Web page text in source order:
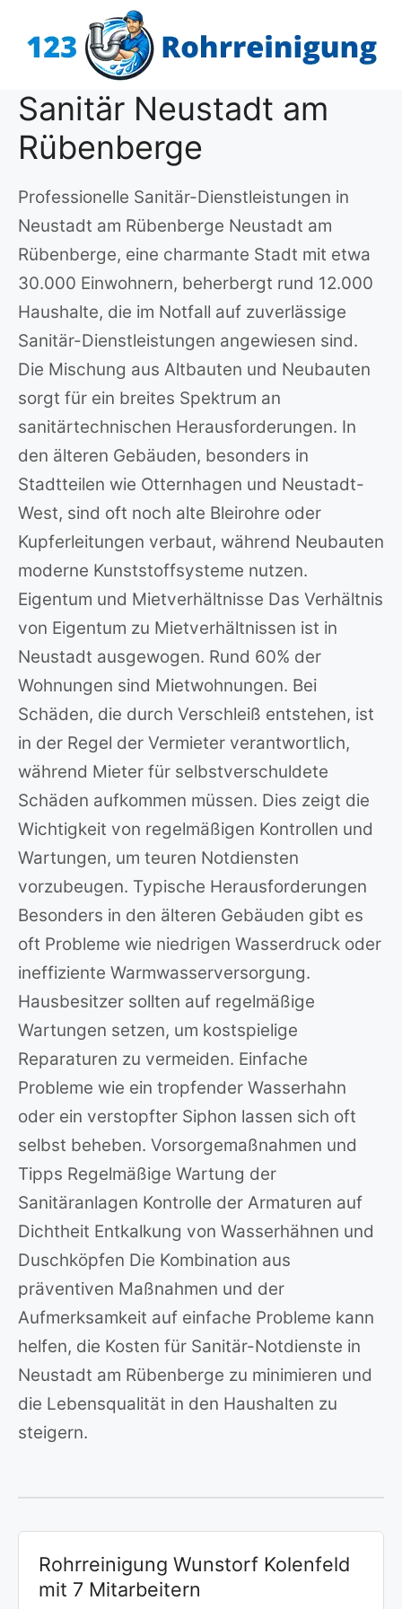
Inhalt
Sanitär Neustadt am
Rübenberge
Professionelle Sanitär-Dienstleistungen in
Neustadt am Rübenberge Neustadt am
Rübenberge, eine charmante Stadt mit etwa
30.000 Einwohnern, beherbergt rund 12.000
Haushalte, die im Notfall auf zuverlässige
Sanitär-Dienstleistungen angewiesen sind.
Die Mischung aus Altbauten und Neubauten
sorgt für ein breites Spektrum an
sanitärtechnischen Herausforderungen. In
den älteren Gebäuden, besonders in
Stadtteilen wie Otternhagen und Neustadt-
West, sind oft noch alte Bleirohre oder
Kupferleitungen verbaut, während Neubauten
moderne Kunststoffsysteme nutzen.
Eigentum und Mietverhältnisse Das Verhältnis
von Eigentum zu Mietverhältnissen ist in
Neustadt ausgewogen. Rund 60% der
Wohnungen sind Mietwohnungen. Bei
Schäden, die durch Verschleiß entstehen, ist
in der Regel der Vermieter verantwortlich,
während Mieter für selbstverschuldete
Schäden aufkommen müssen. Dies zeigt die
Wichtigkeit von regelmäßigen Kontrollen und
Wartungen, um teuren Notdiensten
vorzubeugen. Typische Herausforderungen
Besonders in den älteren Gebäuden gibt es
oft Probleme wie niedrigen Wasserdruck oder
ineffiziente Warmwasserversorgung.
Hausbesitzer sollten auf regelmäßige
Wartungen setzen, um kostspielige
Reparaturen zu vermeiden. Einfache
Probleme wie ein tropfender Wasserhahn
oder ein verstopfter Siphon lassen sich oft
selbst beheben. Vorsorgemaßnahmen und
Tipps Regelmäßige Wartung der
Sanitäranlagen Kontrolle der Armaturen auf
Dichtheit Entkalkung von Wasserhähnen und
Duschköpfen Die Kombination aus
präventiven Maßnahmen und der
Aufmerksamkeit auf einfache Probleme kann
helfen, die Kosten für Sanitär-Notdienste in
Neustadt am Rübenberge zu minimieren und
die Lebensqualität in den Haushalten zu
steigern.
Rohrreinigung Wunstorf Kolenfeld
mit 7 Mitarbeitern